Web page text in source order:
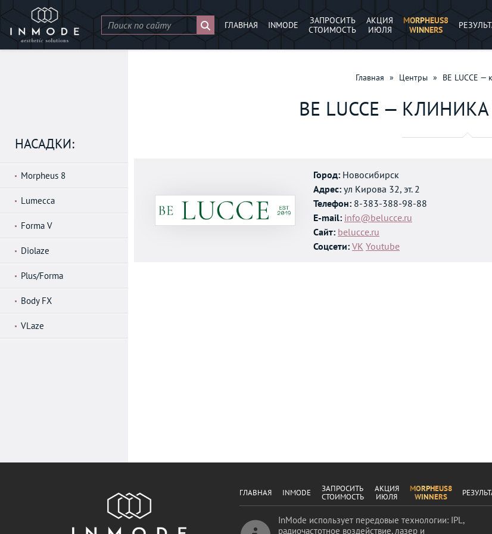
ГЛАВНАЯ INMODE
ЗАПРОСИТЬ
СТОИМОСТЬ
АКЦИЯ
ИЮЛЯ
MORPHEUS8
WINNERS
НАСАДКИ:
Morpheus 8
Lumecca
Forma V
Diolaze
Plus/Forma
Body FX
VLaze
Главная » Центры » BE LUCCE —
BE LUCCE —
Город: Новосибирск
Адрес: ул Кирова 32, эт. 2
Телефон: 8-383-388-98-88
E-mail: info@belucce.ru
Сайт: belucce.ru
Соцсети: VK Youtube
ГЛАВНАЯ INMODE
ЗАПРОСИТЬ
СТОИМОСТЬ
АКЦИЯ
ИЮЛЯ
MORPHEUS8
WINNERS
InMode использует передовые технологии: IPL,
радиочастотное воздействие, лазер и